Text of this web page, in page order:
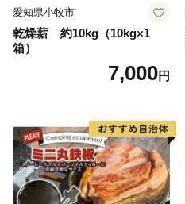
愛知県小牧市
乾燥薪 約10kg（10kg×1
箱）
7,000円